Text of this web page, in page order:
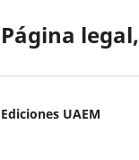
Página
Ediciones UAEM